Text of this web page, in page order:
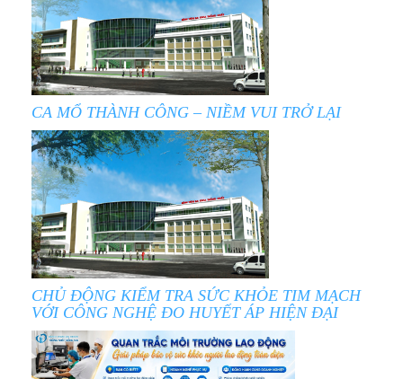
CA MỔ THÀNH CÔNG – NIỀM VUI TRỞ LẠI
CHỦ ĐỘNG KIỂM TRA SỨC KHỎE TIM MẠCH
VỚI CÔNG NGHỆ ĐO HUYẾT ÁP HIỆN ĐẠI